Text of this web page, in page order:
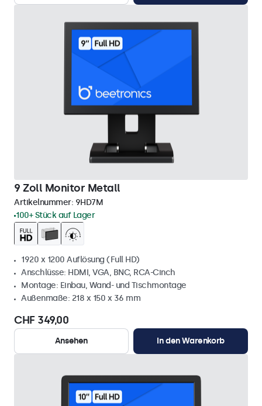
9 Zoll Monitor Metall
Artikelnummer: 9HD7M
100+ Stück auf Lager
1920 x 1200 Auflösung (Full HD)
Anschlüsse: HDMI, VGA, BNC, RCA-Cinch
Montage: Einbau, Wand- und Tischmontage
Außenmaße: 218 x 150 x 36 mm
CHF 349,00
Ansehen In den Warenkorb